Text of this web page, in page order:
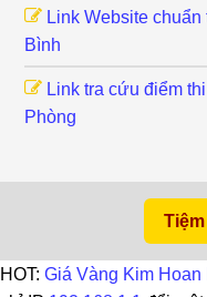
Link Website
Bình
Link tra cứu điểm
Phòng
HOT: Giá Vàng Kim Hoan